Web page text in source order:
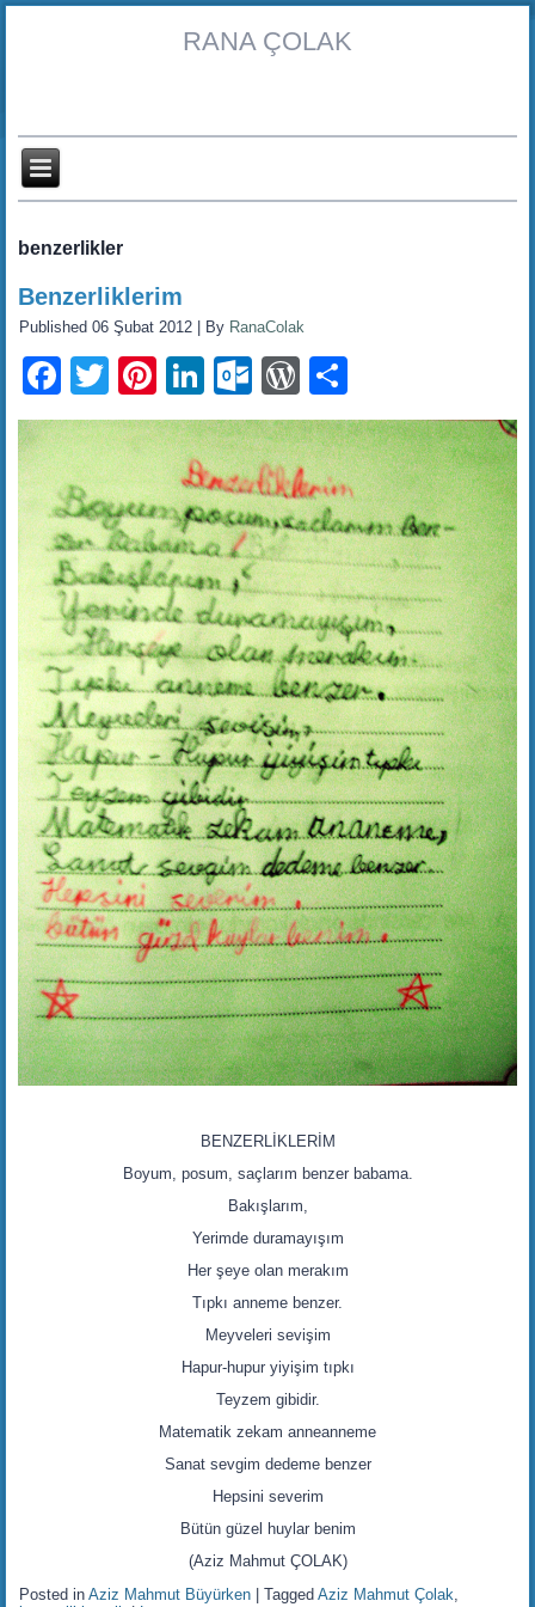
RANA ÇOLAK
benzerlikler
Benzerliklerim
Published 06 Şubat 2012 By RanaColak
Facebook
TwitterPinterest
LinkedIn
Outlook.com
WordPress
BENZERLİKLERİM
Boyum, posum, saçlarım benzer babama.
Bakışlarım,
Yerimde duramayışım
Her şeye olan merakım
Tıpkı anneme benzer.
Meyveleri sevişim
Hapur-hupur yiyişim tıpkı
Teyzem gibidir.
Matematik zekam anneanneme
Sanat sevgim dedeme benzer
Hepsini severim
Bütün güzel huylar benim
(Aziz Mahmut ÇOLAK)
Posted in Aziz Mahmut Büyürken |Tagged Aziz Mahmut Çolak